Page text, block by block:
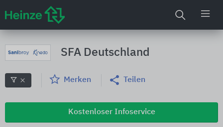
SFA Deutschland
Merken Teilen
Kostenloser Infoservice